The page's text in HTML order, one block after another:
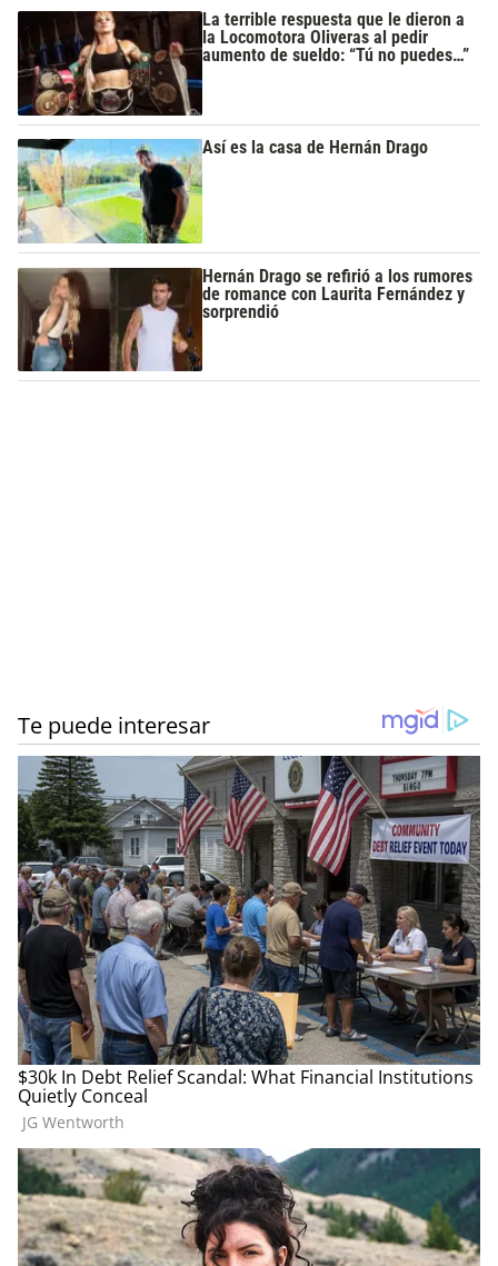
La terrible respuesta que le dieron a
la Locomotora Oliveras al pedir
aumento de sueldo: “Tú no puedes…”
Así es la casa de Hernán Drago
Hernán Drago se refirió a los rumores
de romance con Laurita Fernández y
sorprendió